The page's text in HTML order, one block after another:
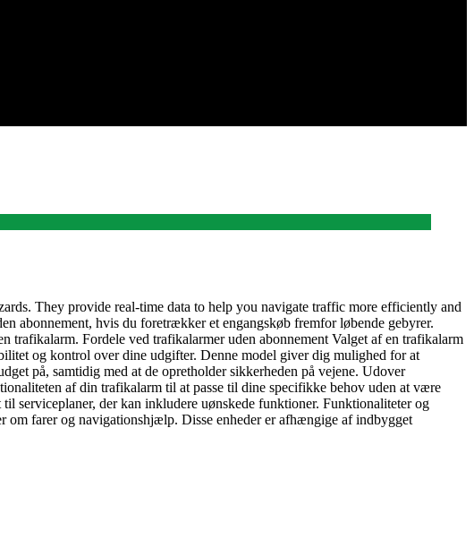
They provide real-time data to help you navigate traffic more efficiently and
abonnement, hvis du foretrækker et engangskøb fremfor løbende gebyrer.
Fordele ved trafikalarmer uden abonnement Valget af en trafikalarm
og kontrol over dine udgifter. Denne model giver dig mulighed for at
på, samtidig med at de opretholder sikkerheden på vejene. Udover
af din trafikalarm til at passe til dine specifikke behov uden at være
serviceplaner, der kan inkludere uønskede funktioner. Funktionaliteter og
om farer og navigationshjælp. Disse enheder er afhængige af indbygget